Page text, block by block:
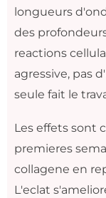
longueurs
des
reactions
agressive, pas
seule fait le
Les effets sont
premieres
collagene en
L'eclat